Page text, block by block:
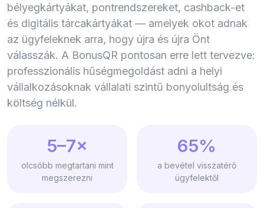
bélyegkártyákat, pontrendszereket, cashback-et
és digitális tárcakártyákat — amelyek okot adnak
az ügyfeleknek arra, hogy újra és újra Önt
válasszák. A BonusQR pontosan erre lett tervezve:
professzionális hűségmegoldást adni a helyi
vállalkozásoknak vállalati szintű bonyolultság és
költség nélkül.
5–7×
olcsóbb megtartani mint
megszerezni
65%
a bevétel visszatérő
ügyfelektől